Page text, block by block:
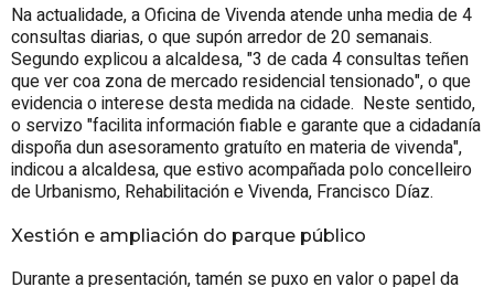
Na actualidade, a Oficina de Vivenda atende unha media de 4
consultas diarias, o que supón arredor de 20 semanais.
Segundo explicou a alcaldesa, "3 de cada 4 consultas teñen
que ver coa zona de mercado residencial tensionado", o que
evidencia o interese desta medida na cidade. Neste sentido,
o servizo "facilita información fiable e garante que a cidadanía
dispoña dun asesoramento gratuíto en materia de vivenda",
indicou a alcaldesa, que estivo acompañada polo concelleiro
de Urbanismo, Rehabilitación e Vivenda, Francisco Díaz.
Xestión e ampliación do parque público
Durante a presentación, tamén se puxo en valor o papel da